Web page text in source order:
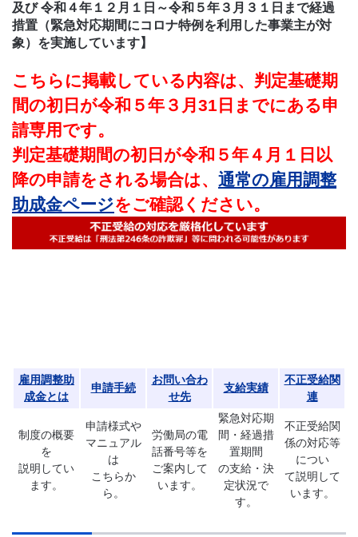
及び 令和４年１２月１日～令和５年３月３１日まで経過
措置（緊急対応期間にコロナ特例を利用した事業主が対
象）を実施しています】
こちらに掲載している内容は、判定基礎期
間の初日が令和５年３月31日までにある申
請専用です。
判定基礎期間の初日が令和５年４月１日以
降の申請をされる場合は、 通常の雇用調整
助成金ページをご確認ください。
雇用調整助
成金とは
申請手続
お問い合わ
せ先
支給実績
不正受給関
連
制度の概要
を
説明してい
ます。
申請様式や
マニュアル
は
こちらか
ら。
労働局の電
話番号等を
ご案内して
います。
緊急対応期
間・経過措
置期間
の支給・決
定状況で
す。
不正受給関
係の対応等
につい
て説明して
います。